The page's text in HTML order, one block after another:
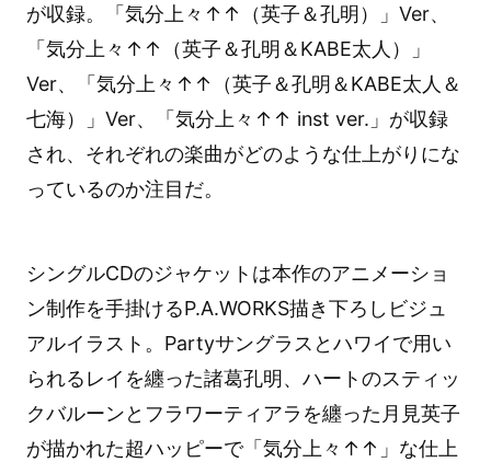
が収録。「気分上々↑↑（英子＆孔明）」Ver、
「気分上々↑↑（英子＆孔明＆KABE太人）」
Ver、「気分上々↑↑（英子＆孔明＆KABE太人＆
七海）」Ver、「気分上々↑↑ inst ver.」が収録
され、それぞれの楽曲がどのような仕上がりにな
っているのか注目だ。
シングルCDのジャケットは本作のアニメーショ
ン制作を手掛けるP.A.WORKS描き下ろしビジュ
アルイラスト。Partyサングラスとハワイで用い
られるレイを纏った諸葛孔明、ハートのスティッ
クバルーンとフラワーティアラを纏った月見英子
が描かれた超ハッピーで「気分上々↑↑」な仕上